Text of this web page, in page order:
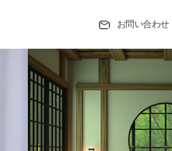
お問い合わせ